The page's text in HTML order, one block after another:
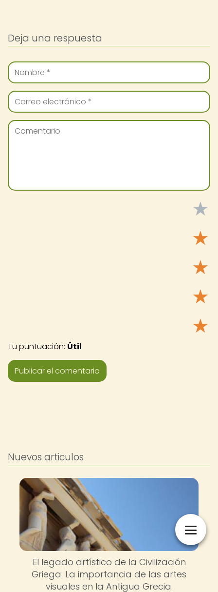
Deja una respuesta
★
★
★
★
★
Tu puntuación: Útil
Nuevos articulos
El legado artístico de la Civilización
Griega: La importancia de las artes
visuales en la Antigua Grecia.